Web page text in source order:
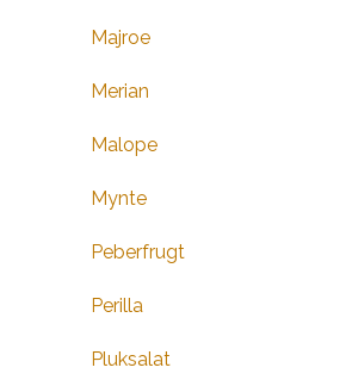
Majroe
Merian
Malope
Mynte
Peberfrugt
Perilla
Pluksalat